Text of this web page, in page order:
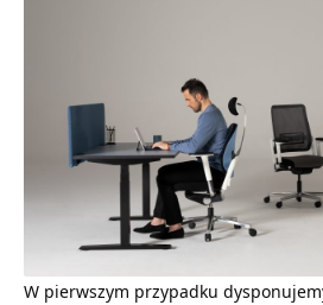
W pierwszym przypadku